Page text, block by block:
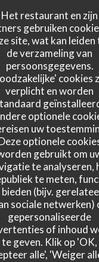
Het restaurant en zijn
gebruiken
site, wat kan
de verzameling van
persoonsgegevens.
cookies
verplicht en worden
optionele
uw
optionele
gebruikt om
te analyseren,
te meten,
(bijv.
sociale netwerken)
gepersonaliseerde
of inhoud
te geven. Klik op 'OK,
alle', 'Weiger
bonne et le personnel
un bon moment.
- Gasten 2
:5 /5 Keuken: 5/5
- Gasten 4
:4/5 Keuken:4 /5
- Gasten 3
: 4/5 Keuken: 5/5